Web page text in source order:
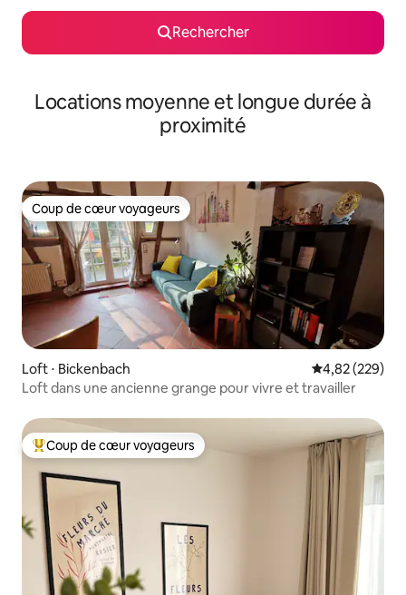
Rechercher
Locations moyenne et longue durée à
proximité
Coup de cœur voyageurs
Coup de cœur voyageurs
Loft ⋅ Bickenbach Évaluation
4,82 (229)
Loft dans une ancienne grange pour vivre et travailler
Coups de cœur voyageurs les plus appréciés
Coup de cœur voyageurs